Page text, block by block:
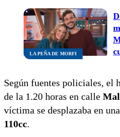
LA PEÑA DE MORFI
Según fuentes policiales, el
de la 1.20 horas en calle
víctima se desplazaba en
110cc.